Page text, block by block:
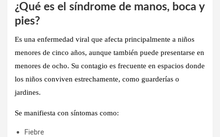
¿Qué es el síndrome de manos, boca y
pies?
Es una enfermedad viral que afecta principalmente a niños
menores de cinco años, aunque también puede presentarse en
menores de ocho. Su contagio es frecuente en espacios donde
los niños conviven estrechamente, como guarderías o
jardines.
Se manifiesta con síntomas como:
Fiebre